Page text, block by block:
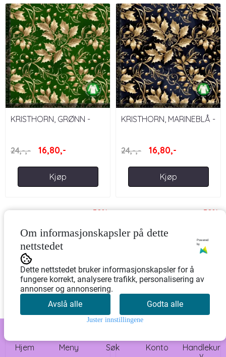
Hjem Meny Søk Konto
Handlekur
KRISTHORN, GRØNN -
24,-,-
16,80,-
Kjøp
KRISTHORN, MARINEBLÅ -
24,-,-
16,80,-
Kjøp
-30%
JUL
-30%
GRØNN
Om informasjonskapsler på dette
nettstedet
Powered
by
Dette nettstedet bruker informasjonskapsler for å
fungere korrekt, analysere trafikk, personalisering av
annonser og annonsering.
Avslå alle
Godta alle
Juster innstillingene